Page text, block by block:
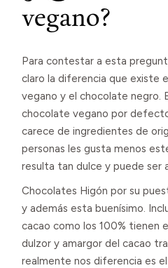
vegano?
Para contestar a esta
claro la diferencia que existe
vegano y el chocolate negro.
chocolate vegano por
carece de ingredientes de
personas les gusta menos
resulta tan dulce y puede ser
Chocolates Higón por su
y además esta buenísimo.
cacao como los 100% tienen
dulzor y amargor del cacao
realmente nos diferencia es